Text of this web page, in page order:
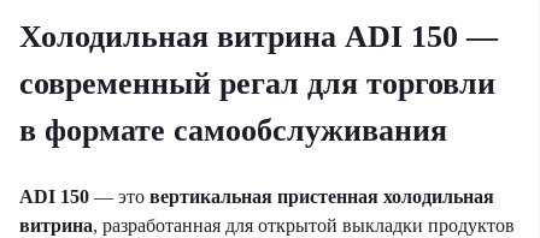
Холодильная витрина ADI 150 —
современный регал для торговли
в формате самообслуживания
ADI 150 — это вертикальная пристенная холодильная
витрина, разработанная для открытой выкладки продуктов